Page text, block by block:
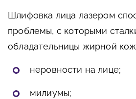
Шлифовка лица лазером
проблемы, с которыми
обладательницы жирной
неровности на лице;
милиумы;